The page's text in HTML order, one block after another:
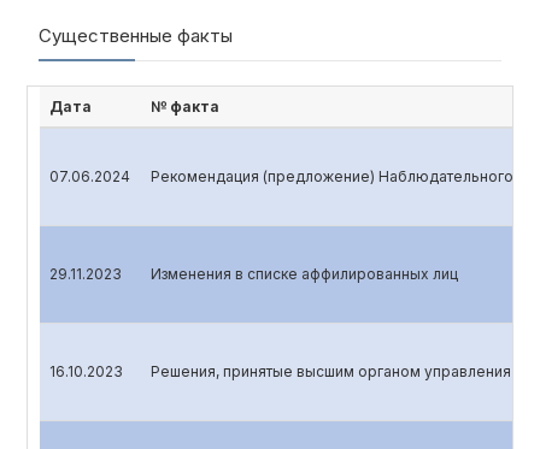
Существенные факты
Дата № факта
07.06.2024 Рекомендация (предложение) Наблюдательного
29.11.2023 Изменения в списке аффилированных лиц
16.10.2023 Решения, принятые высшим органом управления